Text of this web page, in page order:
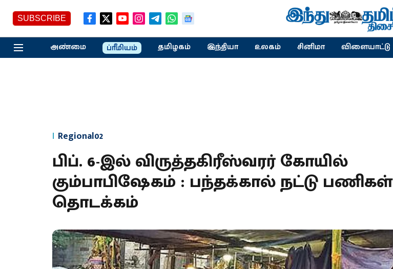
SUBSCRIBE
அண்மை ப்ரீமியம் தமிழகம் இந்தியா உலகம் சினிமா விளையாட்டு
Regional02
பிப். 6-இல் விருத்தகிரீஸ்வரர் கோயில்
கும்பாபிஷேகம் : பந்தக்கால் நட்டு பணிகள்
தொடக்கம்